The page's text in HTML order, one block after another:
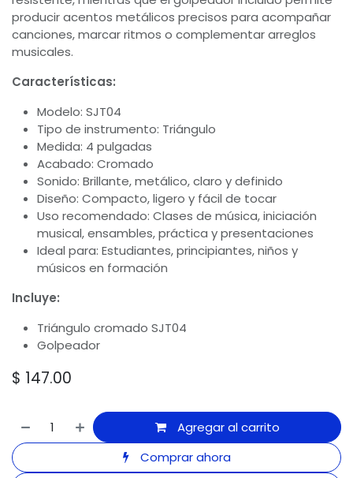
producir acentos metálicos precisos para acompañar
canciones, marcar ritmos o complementar arreglos
musicales.
Características:
Modelo: SJT04
Tipo de instrumento: Triángulo
Medida: 4 pulgadas
Acabado: Cromado
Sonido: Brillante, metálico, claro y definido
Diseño: Compacto, ligero y fácil de tocar
Uso recomendado: Clases de música, iniciación
musical, ensambles, práctica y presentaciones
Ideal para: Estudiantes, principiantes, niños y
músicos en formación
Incluye:
Triángulo cromado SJT04
Golpeador
$ 147.00
Agregar al carrito
Comprar ahora